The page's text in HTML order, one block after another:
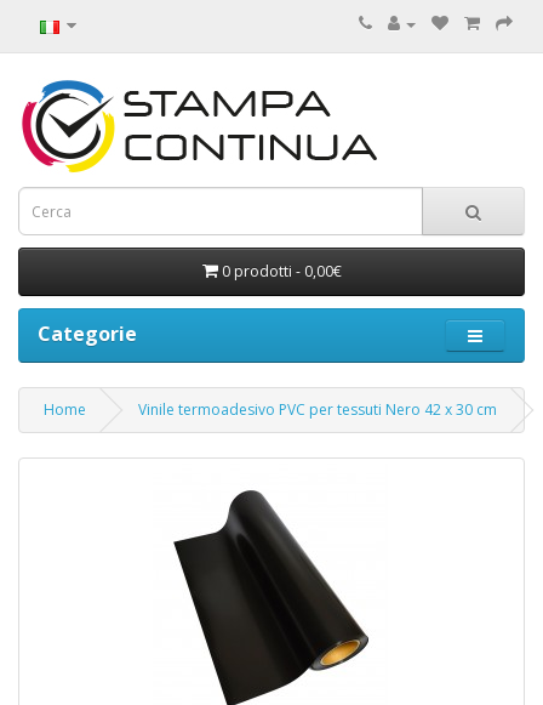
0 prodotti - 0,00€
Categorie
Home Vinile termoadesivo PVC per tessuti Nero 42 x 30 cm